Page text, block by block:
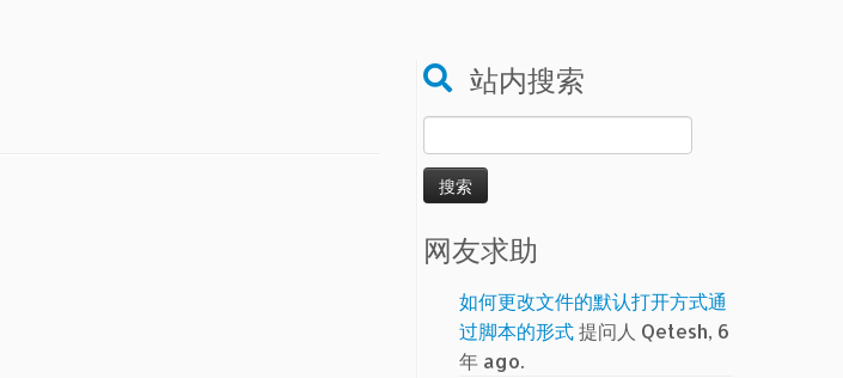
站内搜索
索：
网友求助
如何更改文件的默认打开方式通
过脚本的形式提问人 Qetesh, 6
年 ago.